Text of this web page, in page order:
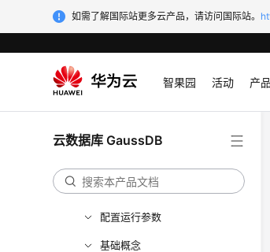
如需了解国际站更多云产品，请访问国际站。
智果园 活动 产品
云数据库 GaussDB
SQL参考
用户自定义函数
Schema
配置运行参数
基础概念